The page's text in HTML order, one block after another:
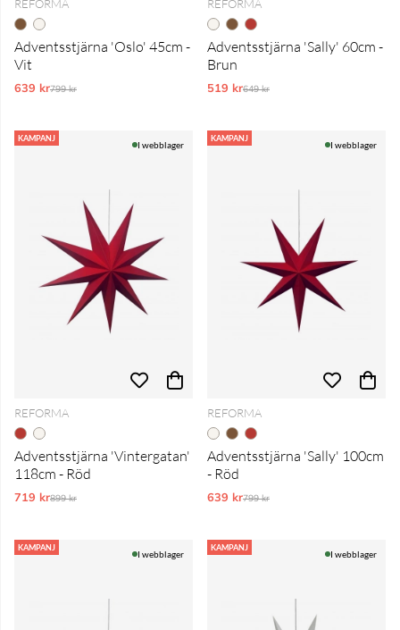
REFORMA
Adventsstjärna 'Oslo' 45cm -
Vit
639 krOrdinarie pris:
799 kr
REFORMA
Adventsstjärna 'Sally' 60cm -
Brun
519 krOrdinarie pris:
649 kr
KAMPANJ
I webblager
REFORMA
Adventsstjärna 'Vintergatan'
118cm - Röd
719 krOrdinarie pris:
899 kr
KAMPANJ
I webblager
REFORMA
Adventsstjärna 'Sally' 100cm
- Röd
639 krOrdinarie pris:
799 kr
KAMPANJ
I webblager
KAMPANJ
I webblager